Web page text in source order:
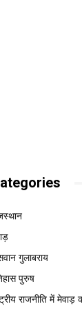
गुलाबराय
पुरुष
राजनीति में मेवाड़